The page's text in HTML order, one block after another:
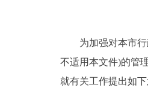
参与调
为加强对本市行政
不适用本文件)的管
就有关工作提出如下